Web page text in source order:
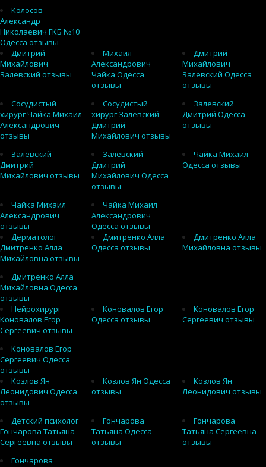
Колосов
Александр
Николаевич ГКБ №10
Одесса отзывы
Дмитрий
Михайлович
Залевский отзывы
Михаил
Александрович
Чайка Одесса
отзывы
Дмитрий
Михайлович
Залевский Одесса
отзывы
Сосудистый
хирург Чайка Михаил
Александрович
отзывы
Сосудистый
хирург Залевский
Дмитрий
Михайлович отзывы
Залевский
Дмитрий Одесса
отзывы
Залевский
Дмитрий
Михайлович отзывы
Залевский
Дмитрий
Михайлович Одесса
отзывы
Чайка Михаил
Одесса отзывы
Чайка Михаил
Александрович
отзывы
Чайка Михаил
Александрович
Одесса отзывы
Дерматолог
Дмитренко Алла
Михайловна отзывы
Дмитренко Алла
Одесса отзывы
Дмитренко Алла
Михайловна отзывы
Дмитренко Алла
Михайловна Одесса
отзывы
Нейрохирург
Коновалов Егор
Сергеевич отзывы
Коновалов Егор
Одесса отзывы
Коновалов Егор
Сергеевич отзывы
Коновалов Егор
Сергеевич Одесса
отзывы
Козлов Ян
Леонидович Одесса
отзывы
Козлов Ян Одесса
отзывы
Козлов Ян
Леонидович отзывы
Детский психолог
Гончарова Татьяна
Сергеевна отзывы
Гончарова
Татьяна Одесса
отзывы
Гончарова
Татьяна Сергеевна
отзывы
Гончарова